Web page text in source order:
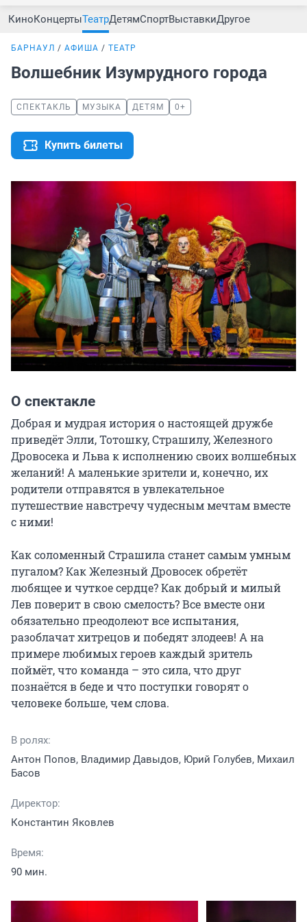
КиноКонцертыТеатрДетямСпортВыставкиДругое
БАРНАУЛ АФИША ТЕАТР
Волшебник Изумрудного города
СПЕКТАКЛЬ МУЗЫКА ДЕТЯМ 0+
Купить билеты
О спектакле
Добрая и мудрая история о настоящей дружбе
приведёт Элли, Тотошку, Страшилу, Железного
Дровосека и Льва к исполнению своих волшебных
желаний! А маленькие зрители и, конечно, их
родители отправятся в увлекательное
путешествие навстречу чудесным мечтам вместе
с ними!
Как соломенный Страшила станет самым умным
пугалом? Как Железный Дровосек обретёт
любящее и чуткое сердце? Как добрый и милый
Лев поверит в свою смелость? Все вместе они
обязательно преодолеют все испытания,
разоблачат хитрецов и победят злодеев! А на
примере любимых героев каждый зритель
поймёт, что команда – это сила, что друг
познаётся в беде и что поступки говорят о
человеке больше, чем слова.
В ролях:
Антон Попов, Владимир Давыдов, Юрий Голубев, Михаил
Басов
Директор:
Константин Яковлев
Время:
90 мин.